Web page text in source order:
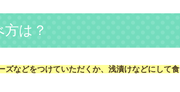
は？
ズなどをつけていただくか、浅漬けなどにして食